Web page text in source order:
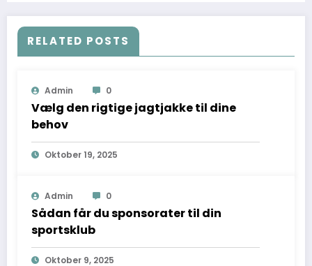
RELATED POSTS
Admin 0
Vælg den rigtige jagtjakke til dine
behov
Oktober 19, 2025
Admin 0
Sådan får du sponsorater til din
sportsklub
Oktober 9, 2025